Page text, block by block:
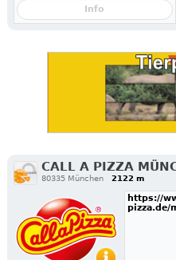
Info
CALL A PIZZA
80335 München 2122 m
https://
pizza.de/